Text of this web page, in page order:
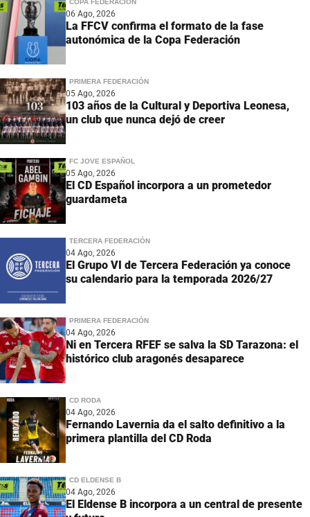
COPA FEDERACIÓN
06 Ago, 2026
La FFCV confirma el formato de la fase
autonómica de la Copa Federación
PRIMERA FEDERACIÓN
05 Ago, 2026
103 años de la Cultural y Deportiva Leonesa,
un club que nunca dejó de creer
FC JOVE ESPAÑOL
05 Ago, 2026
El CD Español incorpora a un prometedor
guardameta
TERCERA FEDERACIÓN
04 Ago, 2026
El Grupo VI de Tercera Federación ya conoce
su calendario para la temporada 2026/27
PRIMERA FEDERACIÓN
04 Ago, 2026
Ni en Tercera RFEF se salva la SD Tarazona: el
histórico club aragonés desaparece
CD RODA
04 Ago, 2026
Fernando Lavernia da el salto definitivo a la
primera plantilla del CD Roda
CD ELDENSE B
04 Ago, 2026
El Eldense B incorpora a un central de presente